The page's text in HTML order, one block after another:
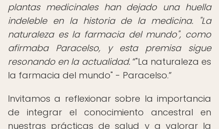
plantas medicinales han dejado una huella
indeleble en la historia de la medicina. "La
naturaleza es la farmacia del mundo", como
afirmaba Paracelso, y esta premisa sigue
resonando en la actualidad. "La naturaleza es
la farmacia del mundo" - Paracelso.
Invitamos a reflexionar sobre la importancia
de integrar el conocimiento ancestral en
nuestras prácticas de salud y a valorar la